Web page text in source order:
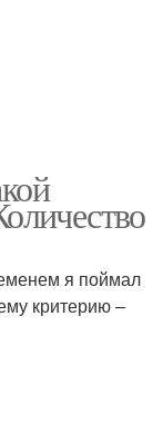
я поймал
критерию –